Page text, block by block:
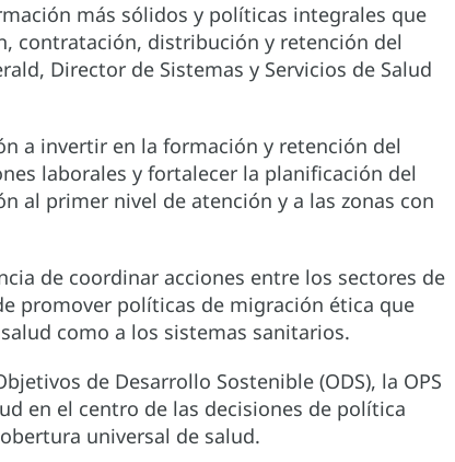
más sólidos y políticas integrales que
contratación, distribución y retención del
Director de Sistemas y Servicios de Salud
a invertir en la formación y retención del
laborales y fortalecer la planificación del
al primer nivel de atención y a las zonas con
de coordinar acciones entre los sectores de
promover políticas de migración ética que
como a los sistemas sanitarios.
de Desarrollo Sostenible (ODS), la OPS
en el centro de las decisiones de política
universal de salud.